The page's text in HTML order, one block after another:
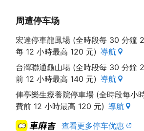
周遭停车场
宏達停車龍鳳場 (全時段每 30 分鐘
每 12 小時最高 120 元) 導航
台灣聯通龜山場 (全時段每 30 分鐘
前 12 小時最高 140 元) 導航
俥亭樂生療養院停車場 (全時段每小
費前 12 小時最高 120 元) 導航
查看更多停车优惠